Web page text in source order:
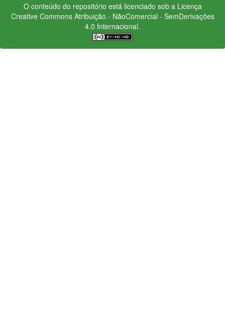
O conteúdo do repositório está licenciado sob a Licença
Creative CommonsAtribuição - NãoComercial - SemDerivações
4.0 Internacional.